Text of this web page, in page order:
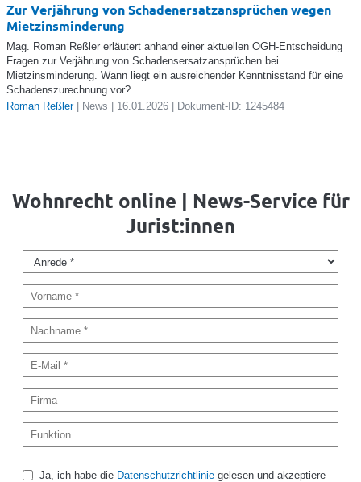
Zur Verjährung von Schadenersatzansprüchen wegen
Mietzinsminderung
Mag. Roman Reßler erläutert anhand einer aktuellen OGH-Entscheidung
Fragen zur Verjährung von Schadensersatzansprüchen bei
Mietzinsminderung. Wann liegt ein ausreichender Kenntnisstand für eine
Schadenszurechnung vor?
Roman Reßler| News | 16.01.2026 | Dokument-ID: 1245484
Wohnrecht online | News-Service für
Jurist:innen
Ja, ich habe die Datenschutzrichtliniegelesen und akzeptiere